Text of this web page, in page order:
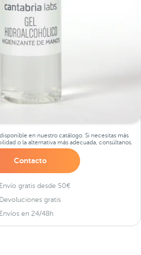
en nuestro catálogo. Si necesitas más
o la alternativa más adecuada, consúltanos.
Contacto
Envío gratis desde 50€
Devoluciones gratis
Envíos en 24/48h